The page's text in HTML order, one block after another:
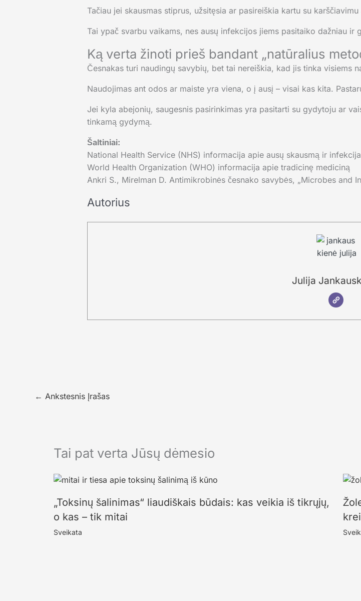
Tačiau jei skausmas stiprus, užsitęsia ar pasireiškia kartu su
Tai ypač svarbu vaikams, nes ausų infekcijos jiems pasitaiko dažniau ir
Ką verta žinoti prieš bandant „natūralius
Česnakas turi naudingų savybių, bet tai nereiškia, kad jis tinka visiems
Naudojimas ant odos ar maiste yra viena, o į ausį – visai kas kita.
Jei kyla abejonių, saugesnis pasirinkimas yra pasitarti su gydytoju ar
tinkamą gydymą.
Šaltiniai:
National Health Service (NHS) informacija apie ausų skausmą ir
World Health Organization (WHO) informacija apie tradicinę mediciną
Ankri S., Mirelman D. Antimikrobinės česnako savybės, „Microbes and
Autorius
Julija
← Ankstesnis Įrašas
Tai pat verta Jūsų dėmesio
„Toksinų šalinimas“ liaudiškais būdais: kas veikia iš tikrųjų,
o kas – tik mitai
Sveikata